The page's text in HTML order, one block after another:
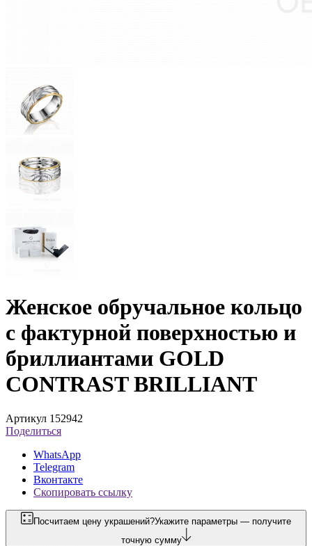
Женское обручальное кольцо
с фактурной поверхностью и
бриллиантами GOLD
CONTRAST BRILLIANT
Артикул 152942
Поделиться
WhatsApp
Telegram
Вконтакте
Скопировать ссылку
Посчитаем цену украшений?Укажите параметры — получите
точную сумму